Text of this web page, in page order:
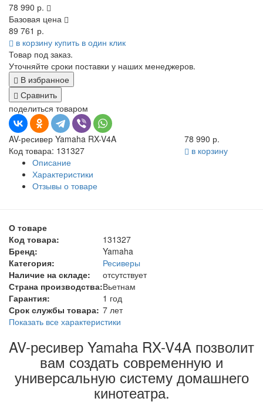
78 990 р.
Базовая цена
89 761 р.
в корзину купить в один клик
Товар под заказ.
Уточняйте сроки поставки у наших менеджеров.
В избранное
Сравнить
поделиться товаром
AV-ресивер Yamaha RX-V4A
Код товара: 131327
78 990 р.
в корзину
Описание
Характеристики
Отзывы о товаре
О товаре
Код товара:
131327
Бренд:
Yamaha
Категория:
Ресиверы
Наличие на складе:
отсутствует
Страна производства:Вьетнам
Гарантия:
1 год
Срок службы товара: 7 лет
Показать все характеристики
AV-ресивер Yamaha RX-V4A позволит
вам создать современную и
универсальную систему домашнего
кинотеатра.